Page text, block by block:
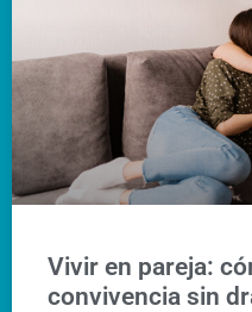
Vivir en pareja:
convivencia sin